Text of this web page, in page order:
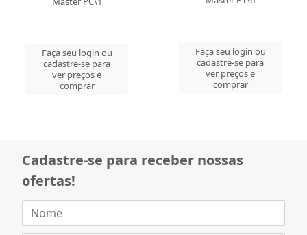
Faça seu login ou
cadastre-se para
ver preços e
comprar
Faça seu login ou
cadastre-se para
ver preços e
comprar
Cadastre-se para receber nossas
ofertas!